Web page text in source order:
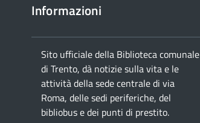
Informazioni
Sito ufficiale della Biblioteca comunale
di Trento, dà notizie sulla vita e le
attività della sede centrale di via
Roma, delle sedi periferiche, del
bibliobus e dei punti di prestito.